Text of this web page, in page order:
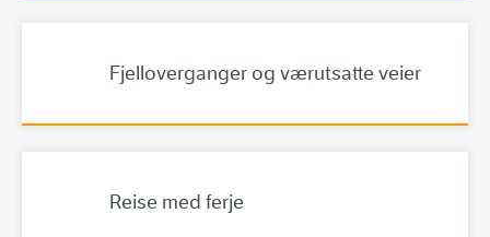
Fjelloverganger og værutsatte veier
Reise med ferje